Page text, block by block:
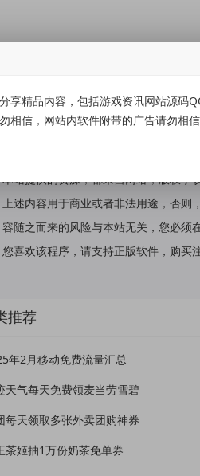
本站提供的资源，都来自网络，版权争
上述内容用于商业或者非法用途，否则
容随之而来的风险与本站无关，您必须
您喜欢该程序，请支持正版软件，购
推荐
年2月移动免费流量汇总
天气每天免费领麦当劳雪碧
每天领取多张外卖团购神券
茶姬抽1万份奶茶免单券
享精品内容，包括游戏资讯网站源码
相信，网站内软件附带的广告请勿相